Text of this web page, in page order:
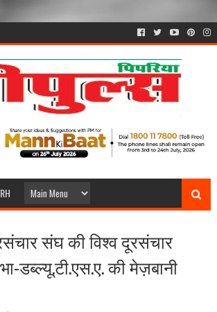
संघ की विश्व दूरसंचार
डब्‍ल्‍यू.टी.एस.ए. की मेज़बानी